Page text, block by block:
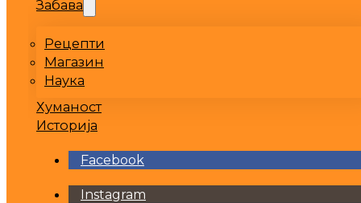
Забава
Рецепти
Магазин
Наука
Хуманост
Историја
Facebook
Instagram